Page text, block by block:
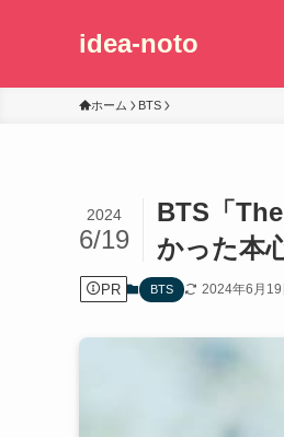
idea-noto
ホーム BTS
BTS「
かった本
2024
6/19
PR BTS 2024年6月19